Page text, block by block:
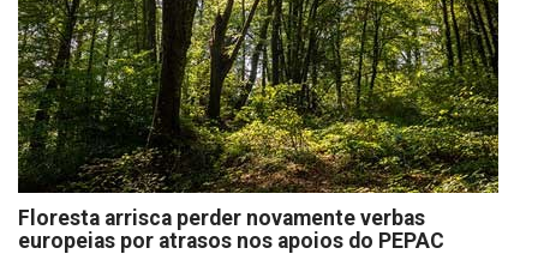
Floresta arrisca perder novamente verbas
europeias por atrasos nos apoios do PEPAC